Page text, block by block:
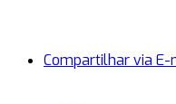
Compartilhar via E-